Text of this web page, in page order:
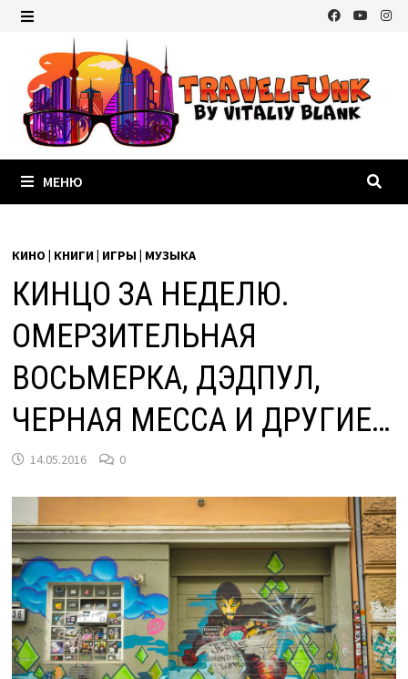
Перейти
содержимому
МЕНЮ
КИНО | КНИГИ | ИГРЫ | МУЗЫКА
КИНЦО ЗА НЕДЕЛЮ.
ОМЕРЗИТЕЛЬНАЯ
ВОСЬМЕРКА, ДЭДПУЛ,
ЧЕРНАЯ МЕССА И ДРУГИЕ…
14.05.2016 0